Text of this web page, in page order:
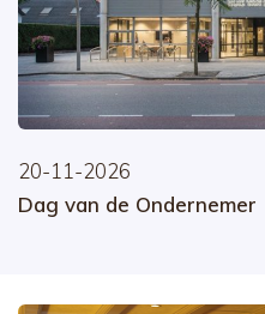
20-11-2026
Dag van de Ondernemer